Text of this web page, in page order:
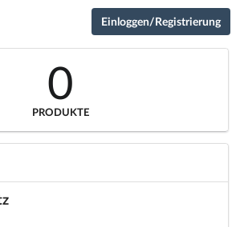
Einloggen/Registrierung
0
PRODUKTE